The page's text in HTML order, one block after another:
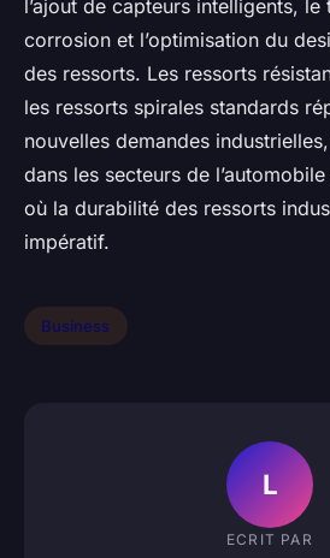
l’ajout de capteurs intelligents,
corrosion et l’optimisation du
des ressorts. Les ressorts
les ressorts spirales standards
nouvelles demandes
dans les secteurs de
où la durabilité des ressorts
impératif.
Business
L
ECRIT PAR